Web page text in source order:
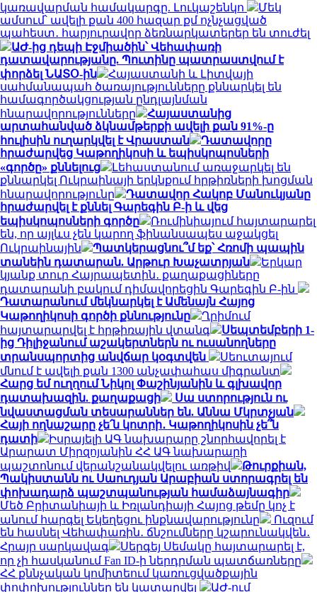
կառավարման համակարգը. Լուկաշենկո
Մեկ
ամսում՝ ավելի քան 400 հազար քմ ոչնչացված
պահեստ․ հարյուրավոր ձեռնարկատերեր են տուժել
ԱԺ-ից դեպի Էջմիածին՝ Վեհափառի
դատավարությանը. Պուտինը պատրաստվում է
փորձել ՆԱՏՕ-ին
Հայաստանի և Լիտվայի
սահմանապահ ծառայությունները քննարկել են
համագործակցության ընդլայնման
հնարավորությունները
Հայաստանից
արտահանված ձկնամթերքի ավելի քան 91%-ը
հուլիսին ուղարկվել է Վրաստան
Դատավորը
հրաժարվեց Կաթողիկոսի և եպիսկոպոսների
«գործը» քննելուց
Լեհաստանում առաջարկել են
քննարկել Ուկրաինայի երկնքում հրթիռների խոցման
հնարավորությունը
Դատավոր Հակոբ Մանուկյանը
հրաժարվել է քննել Գարեգին Բ-ի և վեց
եպիսկոպոսների գործը
Ռումինիայում հայտարարել
են, որ այլևս չեն կարող ֆինանսապես աջակցել
Ուկրաինային
Պատկերացնու՞մ եք՝ Հռոմի պապին
տանեին դատարան. Արթուր Խաչատրյան
Երկար
կյանք տուր Հայրապետին․ քաղաքացիները
դատարանի բակում դիմավորեցին Գարեգին Բ-ին
Դատարանում մեկնարկել է Ամենայն Հայոց
Կաթողիկոսի գործի քննությունը
Ղրիմում
հայտարարվել է հրթիռային վտանգ
Սեպտեմբերի 1-
ից Դիլիջանում աշակերտներն ու ուսանողները
տրանսպորտից անվճար կօգտվեն
Սեուտայում
մնում է ավելի քան 1300 անչափահաս միգրանտ
Հարց եմ ուղղում Նիկոլ Փաշինյանին և գլխավոր
դատախազին. քաղաքացի
Սա ստորություն ու
նվաստացման տեսարաններ են. Աննա Մկրտչյան
Հայի ողնաշարը չե՛ն կոտրի․ Կաթողիկոսին չե՞ն
դատի
Իսրայելի ԱԳ նախարարը շնորհավորել է
Արարատ Միրզոյանին ՀՀ ԱԳ նախարարի
պաշտոնում վերանշանակվելու առթիվ
Թուրքիան,
Պակիստանն ու Սաուդյան Արաբիան ստորագրել են
փոխադարձ պաշտպանության համաձայնագիր
Մեծ Բրիտանիայի և Իռլանդիայի Հայոց թեմը կոչ է
անում հարգել Եկեղեցու ինքնավարությունը
Ուզում
են հասնել Վեհափառին․ ճնշումները կշարունակվեն․
Հրայր սարկավագ
Սերգեյ Սեմակը հայտարարել է,
որ չի հասկանում Fan ID-ի ներդրման պատճառները
ՀՀ քննչական կոմիտեում կառուցվածքային
փոփոխություններ են կատարվել
ԱԺ-ում